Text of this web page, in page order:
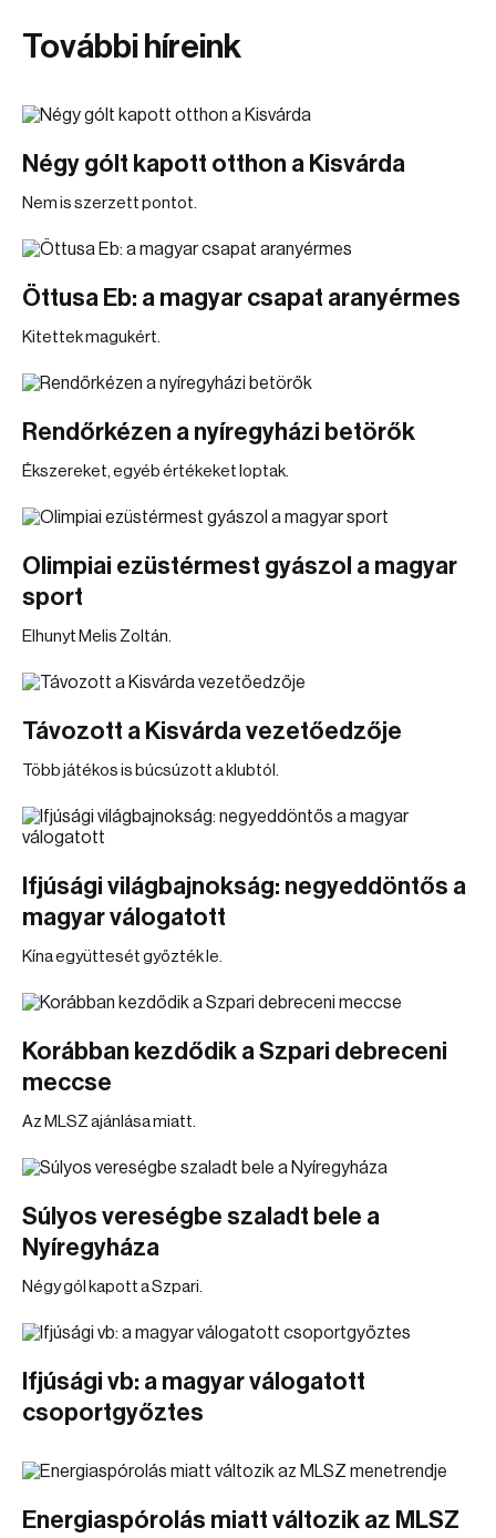
További híreink
Négy gólt kapott otthon a Kisvárda
Nem is szerzett pontot.
Öttusa Eb: a magyar csapat aranyérmes
Kitettek magukért.
Rendőrkézen a nyíregyházi betörők
Ékszereket, egyéb értékeket loptak.
Olimpiai ezüstérmest gyászol a magyar
sport
Elhunyt Melis Zoltán.
Távozott a Kisvárda vezetőedzője
Több játékos is búcsúzott a klubtól.
Ifjúsági világbajnokság: negyeddöntős a
magyar válogatott
Kína együttesét győzték le.
Korábban kezdődik a Szpari debreceni
meccse
Az MLSZ ajánlása miatt.
Súlyos vereségbe szaladt bele a
Nyíregyháza
Négy gól kapott a Szpari.
Ifjúsági vb: a magyar válogatott
csoportgyőztes
Energiaspórolás miatt változik az MLSZ